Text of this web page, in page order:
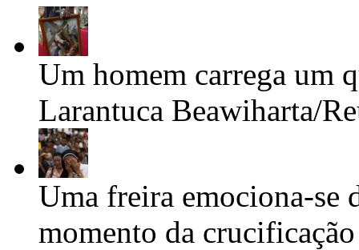
Um homem carrega um
Larantuca Beawiharta/
Uma freira emociona-se
momento da